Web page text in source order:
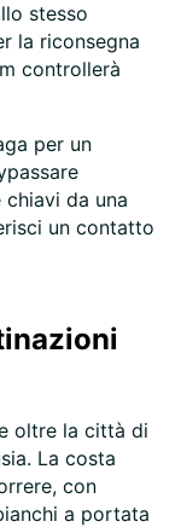
stesso
la riconsegna
controllerà
per un
da una
un contatto
oltre la città di
La costa
con
a portata